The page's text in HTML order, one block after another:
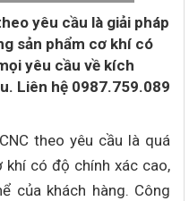
yêu cầu là giải pháp
sản phẩm cơ khí có
yêu cầu về kích
Liên hệ 0987.759.089
theo yêu cầu là quá
có độ chính xác cao,
của khách hàng. Công